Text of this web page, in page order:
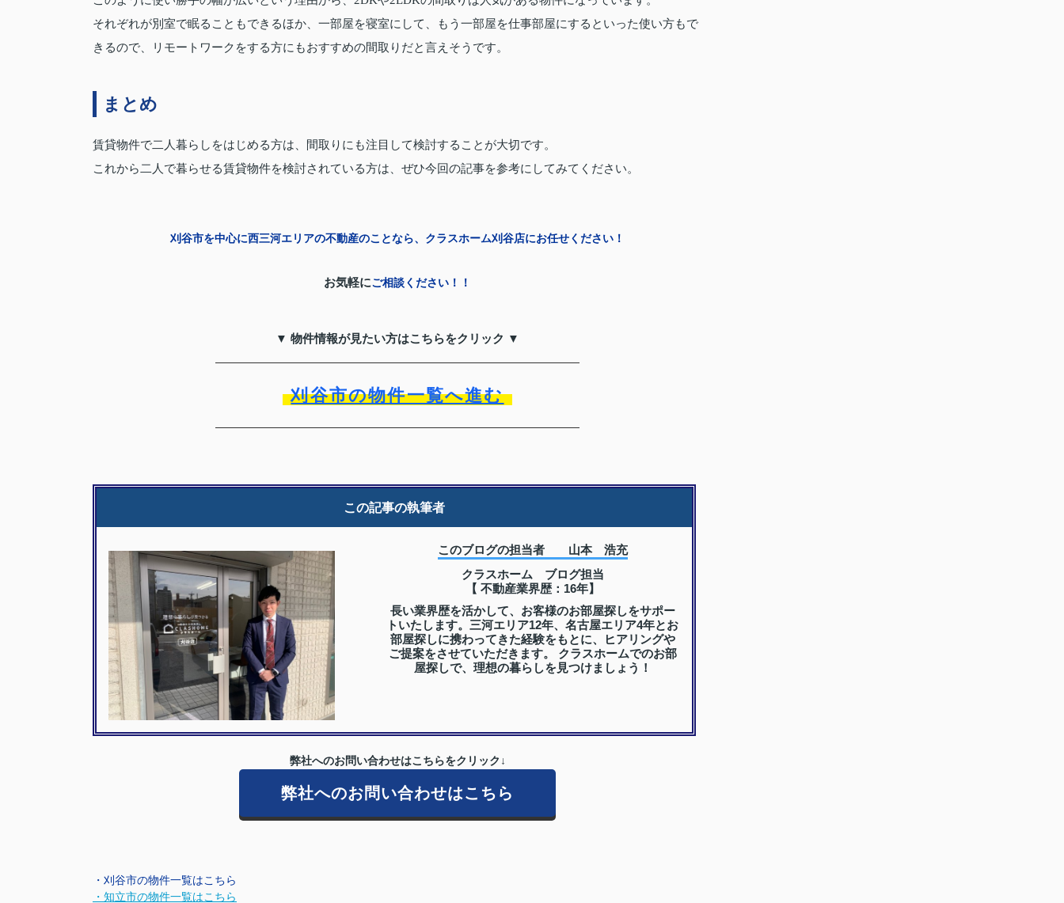
それぞれが別室で眠ることもできるほか、一部屋を寝室にして、もう一部屋を仕事部屋にするといった使い方もで
きるので、リモートワークをする方にもおすすめの間取りだと言えそうです。
まとめ
賃貸物件で二人暮らしをはじめる方は、間取りにも注目して検討することが大切です。
これから二人で暮らせる賃貸物件を検討されている方は、ぜひ今回の記事を参考にしてみてください。
刈谷市を中心に西三河エリアの不動産のことなら、クラスホーム刈谷店にお任せください！
お気軽にご相談ください！！
▼ 物件情報が見たい方はこちらをクリック ▼
刈谷市の物件一覧へ進む
この記事の執筆者
このブログの担当者 山本 浩充
クラスホーム ブログ担当
【 不動産業界歴：16年】
長い業界歴を活かして、お客様のお部屋探しをサポー
トいたします。三河エリア12年、名古屋エリア4年とお
部屋探しに携わってきた経験をもとに、ヒアリングや
ご提案をさせていただきます。 クラスホームでのお部
屋探しで、理想の暮らしを見つけましょう！
弊社へのお問い合わせはこちらをクリック↓
弊社へのお問い合わせはこちら
・刈谷市の物件一覧はこちら
・知立市の物件一覧はこちら